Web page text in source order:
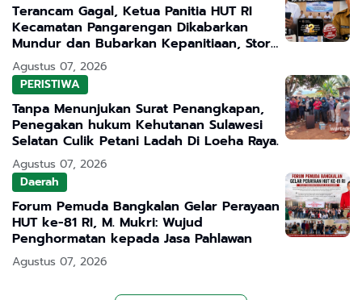
Terancam Gagal, Ketua Panitia HUT RI
Kecamatan Pangarengan Dikabarkan
Mundur dan Bubarkan Kepanitiaan, Story
WhatsApp ASN Jadi Sorotan
Agustus 07, 2026
PERISTIWA
Tanpa Menunjukan Surat Penangkapan,
Penegakan hukum Kehutanan Sulawesi
Selatan Culik Petani Ladah Di Loeha Raya.
Agustus 07, 2026
Daerah
Forum Pemuda Bangkalan Gelar Perayaan
HUT ke-81 RI, M. Mukri: Wujud
Penghormatan kepada Jasa Pahlawan
Agustus 07, 2026